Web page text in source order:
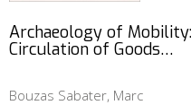
Archaeology of Mobility:
Circulation of Goods…
Bouzas Sabater, Marc